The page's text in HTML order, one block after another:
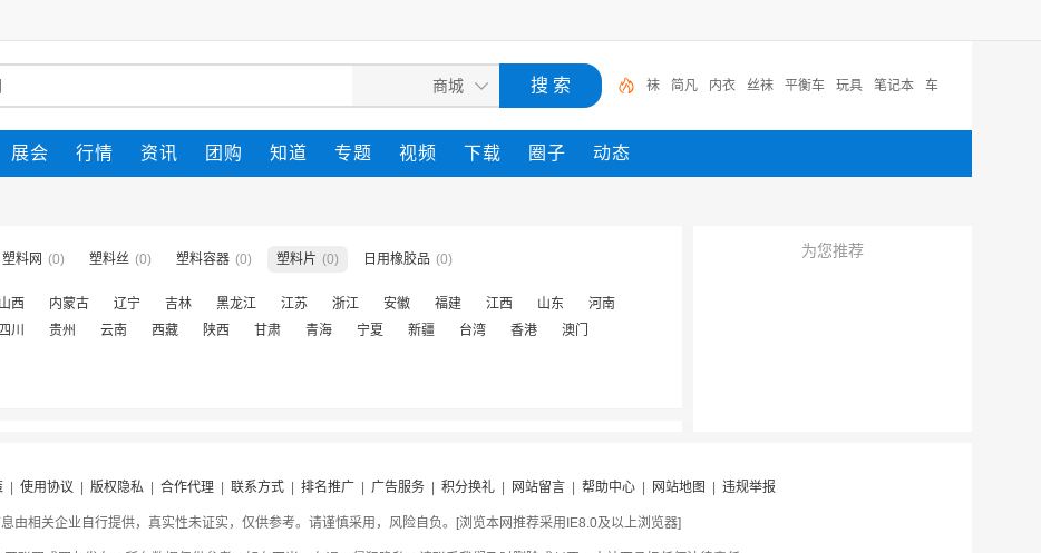
袜 简凡 内衣 丝袜 平衡车 玩具 笔记本 车
展会 行情 资讯 团购 知道 专题 视频 下载 圈子 动态
塑料网 (0) 塑料丝 (0) 塑料容器 (0) 塑料片 (0) 日用橡胶品 (0)
山西 内蒙古 辽宁 吉林 黑龙江 江苏 浙江 安徽 福建 江西 山东
河南
四川 贵州 云南 西藏 陕西 甘肃 青海 宁夏 新疆 台湾 香港 澳门
为您推荐
| 使用协议 版权隐私| 合作代理| 联系方式| 排名推广| 广告服务| 积分换礼| 网站留言| 帮助中心| 网站地图 违规举报
由相关企业自行提供，真实性未证实，仅供参考。请谨慎采用，风险自负。[浏览本网推荐采用IE8.0及以上浏览器]